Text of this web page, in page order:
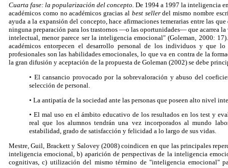
Cuarta fase: la popularización del concepto. De 1994 a 1997 la inteligencia
académicos como no académicos gracias al best sellerdel mismo nombre
ayuda a la expansión del concepto, hace afirmaciones temerarias entre las
ninguna preparación para los trastornos —o las oportunidades— que acarrea
intelectual, menor parece ser la inteligencia emocional" (Goleman, 2000:
académicos entorpecen el desarrollo personal de los individuos y que
profesionales son las habilidades emocionales, lo que va en contra de la
la gran difusión y aceptación de la propuesta de Goleman (2002) se debe
• El cansancio provocado por la sobrevaloración y abuso del
selección de personal.
• La antipatía de la sociedad ante las personas que poseen alto nivel
• El mal uso en el ámbito educativo de los resultados en los test y
real que los alumnos tendrán una vez incorporados al mundo
estabilidad, grado de satisfacción y felicidad a lo largo de sus vidas.
Mestre, Guil, Brackett y Salovey (2008) coindicen en que las principales
inteligencia emocional, b) aparición de perspectivas de la inteligencia
cognitivas, c) utilización del mismo término de "inteligencia emocional"